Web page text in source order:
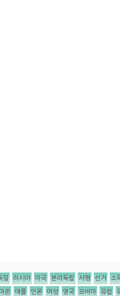
일 러시아 미국 분리독립 서평 선거 소
존 애플 언론 여성 영국 오바마 유럽